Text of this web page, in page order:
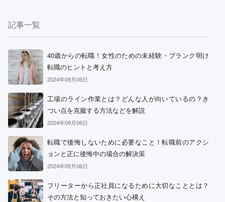
記事一覧
40歳からの転職！女性のための未経験・ブランク明け
転職のヒントと考え方
2024年09月06日
工場のライン作業とは？どんな人が向いているの？き
つい点を克服する方法などを解説
2024年09月06日
転職で後悔しないために必要なこと！転職前のアクシ
ョンと正に後悔中の場合の解決策
2024年09月06日
フリーターから正社員になるために大切なこととは？
その方法と知っておきたい心構え